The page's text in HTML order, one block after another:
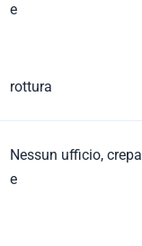
e
rottura
Nessun ufficio, crepa
e